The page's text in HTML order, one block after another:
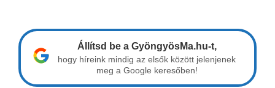
Állítsd be a GyöngyösMa.hu-t,
hogy híreink mindig az elsők között jelenjenek
meg a Google keresőben!